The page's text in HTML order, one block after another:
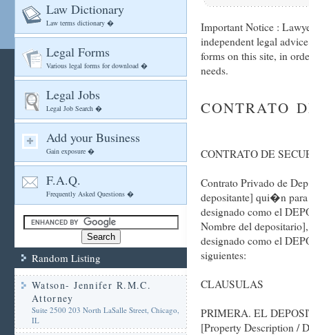
Law Dictionary
Law terms dictionary �
Legal Forms
Various legal forms for download �
Legal Jobs
Legal Job Search �
Add your Business
Gain exposure �
F.A.Q.
Frequently Asked Questions �
Random Listing
Watson- Jennifer R.M.C.
Attorney
Suite 2500 203 North LaSalle Street, Chicago,
IL
Important Notice :
independent legal
forms on this site, in
needs.
CONTRATO
CONTRATO DE
Contrato Privado de
depositante] qui�n
designado como el
Nombre del
designado como el
siguientes:
CLAUSULAS
PRIMERA. EL
[Property Description /